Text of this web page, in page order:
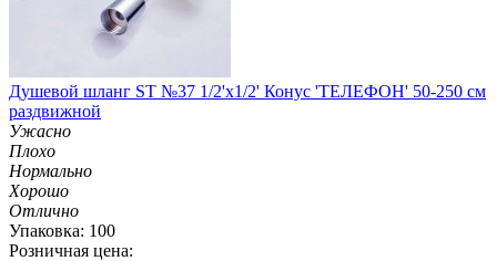
Душевой шланг ST №37 1/2'х1/2' Конус 'ТЕЛЕФОН' 50-250 см
раздвижной
Ужасно
Плохо
Нормально
Хорошо
Отлично
Упаковка: 100
Розничная цена: